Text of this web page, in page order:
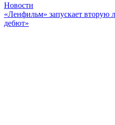
Новости
«Ленфильм» запускает вторую
дебют»